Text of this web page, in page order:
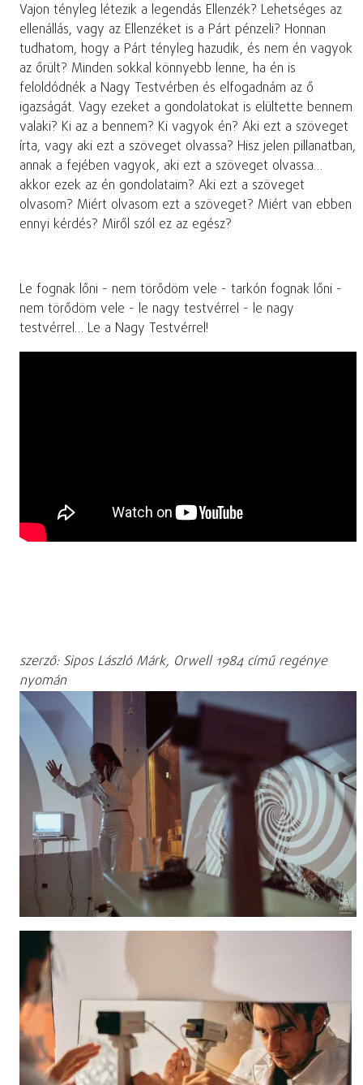
Vajon tényleg létezik a legendás Ellenzék? Lehetséges az
ellenállás, vagy az Ellenzéket is a Párt pénzeli? Honnan
tudhatom, hogy a Párt tényleg hazudik, és nem én vagyok
az őrült? Minden sokkal könnyebb lenne, ha én is
feloldódnék a Nagy Testvérben és elfogadnám az ő
igazságát. Vagy ezeket a gondolatokat is elültette bennem
valaki? Ki az a bennem? Ki vagyok én? Aki ezt a szöveget
írta, vagy aki ezt a szöveget olvassa? Hisz jelen pillanatban,
annak a fejében vagyok, aki ezt a szöveget olvassa…
akkor ezek az én gondolataim? Aki ezt a szöveget
olvasom? Miért olvasom ezt a szöveget? Miért van ebben
ennyi kérdés? Miről szól ez az egész?
Le fognak lőni - nem törődöm vele - tarkón fognak lőni -
nem törődöm vele - le nagy testvérrel - le nagy
testvérrel… Le a Nagy Testvérrel!
szerző: Sipos László Márk, Orwell 1984 című regénye
nyomán